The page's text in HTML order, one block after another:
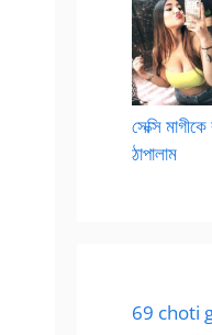
সেক্সি
ঠাপালাম
69 choti